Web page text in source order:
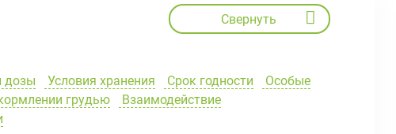
Свернуть
дозы Условия хранения Срок годности
Особые
грудью
Взаимодействие